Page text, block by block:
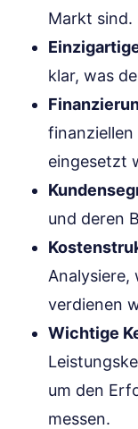
Markt sind.
klar, was
eingesetzt
und deren
Analysiere,
verdienen
Wichtige
um den
messen.